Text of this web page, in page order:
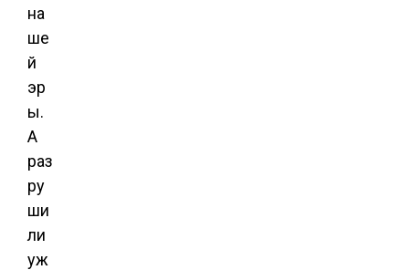
на
ше
й
эр
ы.
А
раз
ру
ши
ли
уж